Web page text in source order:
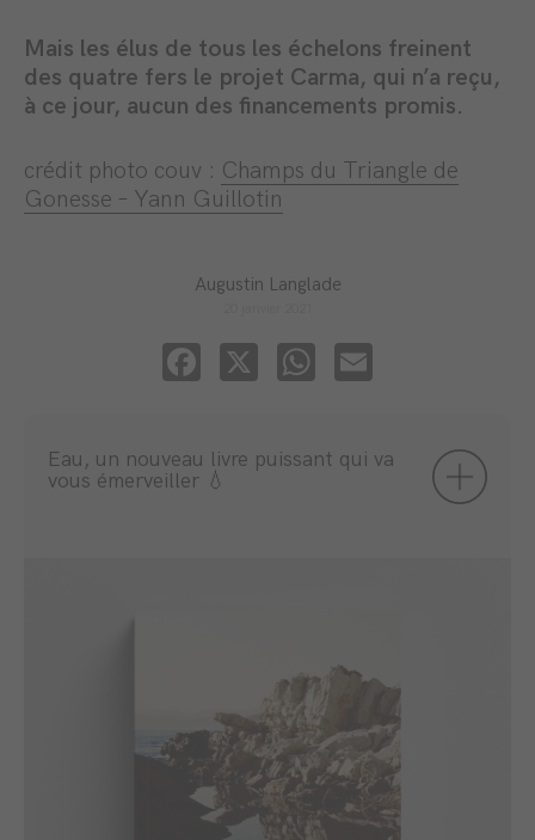
Mais les élus de tous les échelons freinent
des quatre fers le projet Carma, qui n’a reçu,
à ce jour, aucun des financements promis.
crédit photo couv : Champs du Triangle de
Gonesse – Yann Guillotin
Augustin Langlade
Facebook
X WhatsApp
Eau, un nouveau livre puissant qui va
vous émerveiller 💧